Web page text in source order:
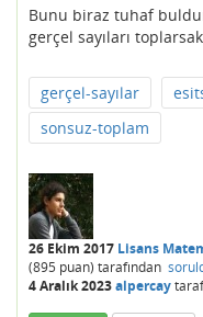
Bunu biraz tuhaf
gerçel sayıları
gerçel-sayılar
sonsuz-toplam
26 Ekim 2017 Lisans
(895 puan) tarafından
4 Aralık 2023alpercay